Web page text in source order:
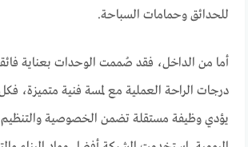
للحدائق وحمامات السباحة.
أما من الداخل، فقد صُممت الوحدات بعناية
درجات الراحة العملية مع لمسة فنية متميزة،
يؤدي وظيفة مستقلة تضمن الخصوصية والتنظيم